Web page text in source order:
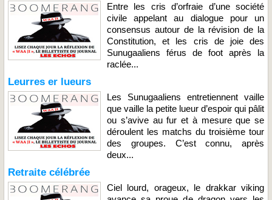
Entre les cris d’orfraie d’une société
civile appelant au dialogue pour un
consensus autour de la révision de la
Constitution, et les cris de joie des
Sunugaaliens férus de foot après la
raclée...
Leurres er lueurs
Les Sunugaaliens entretiennent vaille
que vaille la petite lueur d’espoir qui pâlit
ou s’avive au fur et à mesure que se
déroulent les matchs du troisième tour
des groupes. C’est connu, après
deux...
Retraite célébrée
Ciel lourd, orageux, le drakkar viking